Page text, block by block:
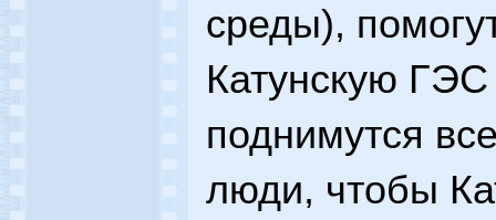
среды),
Катунскую
поднимутся
люди, чтобы